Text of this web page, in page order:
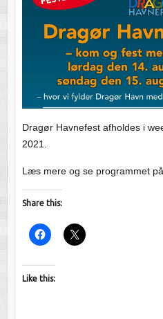
Dragør Havnefest afholdes i
2021.
Læs mere og se programmet på
Share this:
Like this: